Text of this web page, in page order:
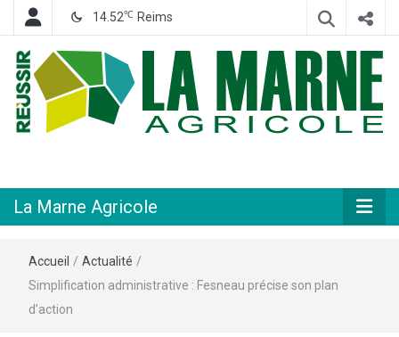
14.52℃ Reims
Agricole
La Marne Agricole
Accueil / Actualité /
Simplification administrative : Fesneau précise son plan
d’action